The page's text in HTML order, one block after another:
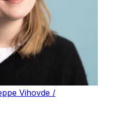
Vihovde /